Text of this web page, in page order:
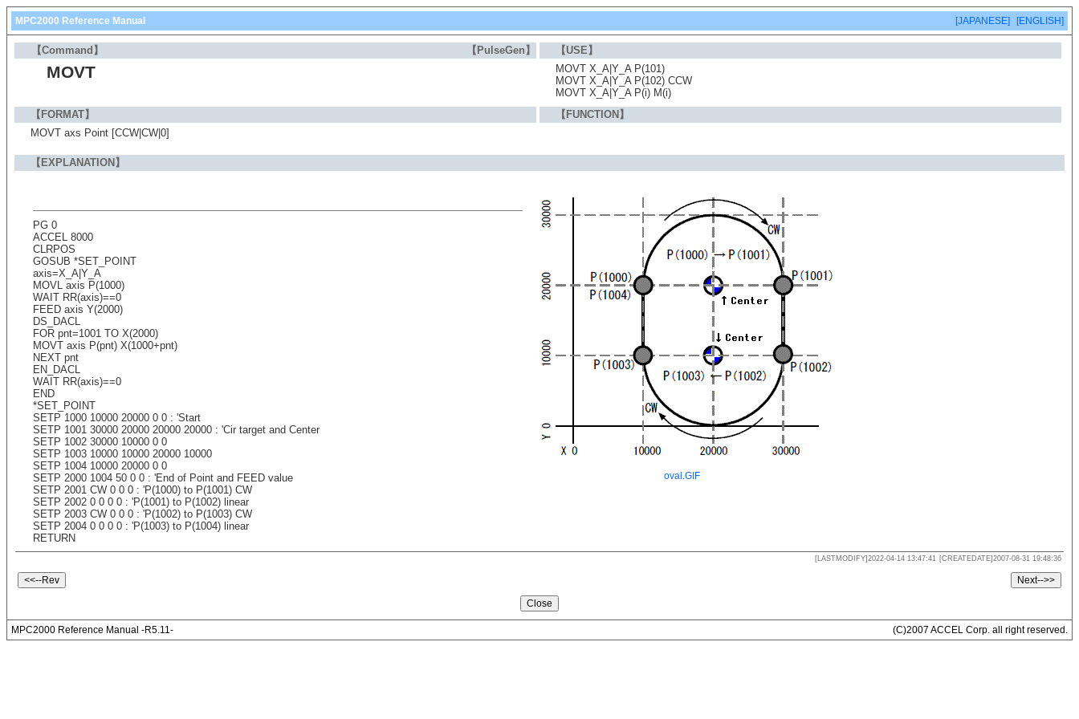
MPC2000 Reference Manual [JAPANESE] [ENGLISH]
【Command】 【PulseGen】 【USE】
MOVT
MOVT X_A|Y_A P(101)
MOVT X_A|Y_A P(102) CCW
MOVT X_A|Y_A P(i) M(i)
【FORMAT】
【FUNCTION】
MOVT axs Point [CCW|CW|0]
【EXPLANATION】
oval.GIF
PG 0
ACCEL 8000
CLRPOS
GOSUB *SET_POINT
axis=X_A|Y_A
MOVL axis P(1000)
WAIT RR(axis)==0
FEED axis Y(2000)
DS_DACL
FOR pnt=1001 TO X(2000)
MOVT axis P(pnt) X(1000+pnt)
NEXT pnt
EN_DACL
WAIT RR(axis)==0
END
*SET_POINT
SETP 1000 10000 20000 0 0 : 'Start
SETP 1001 30000 20000 20000 20000 : 'Cir target and Center
SETP 1002 30000 10000 0 0
SETP 1003 10000 10000 20000 10000
SETP 1004 10000 20000 0 0
SETP 2000 1004 50 0 0 : 'End of Point and FEED value
SETP 2001 CW 0 0 0 : 'P(1000) to P(1001) CW
SETP 2002 0 0 0 0 : 'P(1001) to P(1002) linear
SETP 2003 CW 0 0 0 : 'P(1002) to P(1003) CW
SETP 2004 0 0 0 0 : 'P(1003) to P(1004) linear
RETURN
[LASTMODIFY]2022-04-14 13:47:41 [CREATEDATE]2007-08-31 19:48:36
MPC2000 Reference Manual -R5.11- (C)2007 ACCEL Corp. all right reserved.